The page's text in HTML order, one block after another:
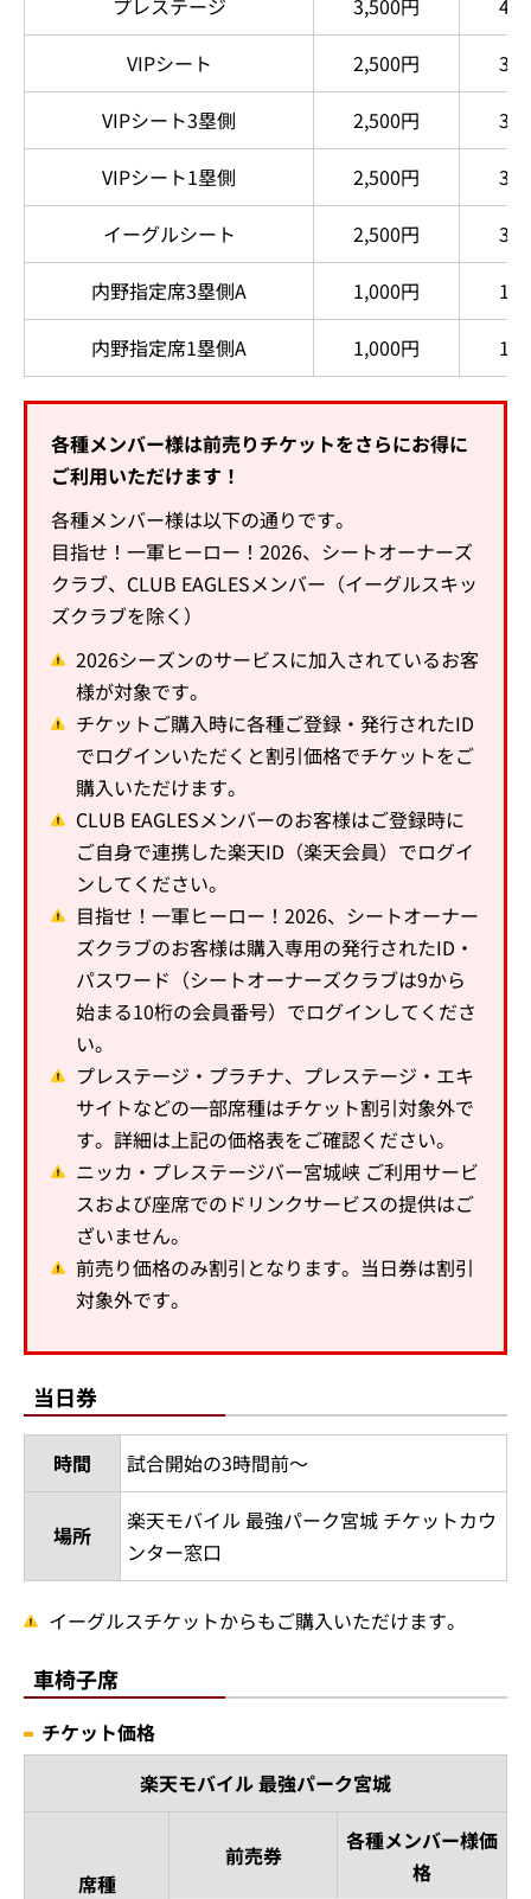
VIPシート
2,500円
VIPシート3塁側
2,500円
VIPシート1塁側
2,500円
イーグルシート
2,500円
内野指定席3塁側A
1,000円
内野指定席1塁側A
1,000円
各種メンバー様は前売りチケットをさらにお得に
ご利用いただけます！
各種メンバー様は以下の通りです。
目指せ！一軍ヒーロー！2026、シートオーナーズ
クラブ、CLUB EAGLESメンバー（イーグルスキッ
ズクラブを除く）
2026シーズンのサービスに加入されているお客
様が対象です。
チケットご購入時に各種ご登録・発行されたID
でログインいただくと割引価格でチケットをご
購入いただけます。
CLUB EAGLESメンバーのお客様はご登録時に
ご自身で連携した楽天ID（楽天会員）でログイ
ンしてください。
目指せ！一軍ヒーロー！2026、シートオーナー
ズクラブのお客様は購入専用の発行されたID・
パスワード（シートオーナーズクラブは9から
始まる10桁の会員番号）でログインしてくださ
い。
プレステージ・プラチナ、プレステージ・エキ
サイトなどの一部席種はチケット割引対象外で
す。詳細は上記の価格表をご確認ください。
ニッカ・プレステージバー宮城峡 ご利用サービ
スおよび座席でのドリンクサービスの提供はご
ざいません。
前売り価格のみ割引となります。当日券は割引
対象外です。
当日券
時間 試合開始の3時間前～
場所
楽天モバイル 最強パーク宮城 チケットカウ
ンター窓口
イーグルスチケットからもご購入いただけます。
車椅子席
チケット価格
楽天モバイル 最強パーク宮城
席種
前売券
各種メンバー様価
格